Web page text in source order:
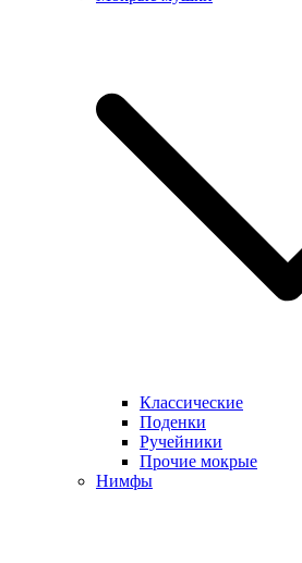
Классические
Поденки
Ручейники
Прочие мокрые
Нимфы